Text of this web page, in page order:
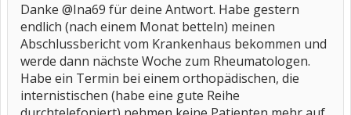
Danke @Ina69 für deine Antwort. Habe gestern
endlich (nach einem Monat betteln) meinen
Abschlussbericht vom Krankenhaus bekommen und
werde dann nächste Woche zum Rheumatologen.
Habe ein Termin bei einem orthopädischen, die
internistischen (habe eine gute Reihe